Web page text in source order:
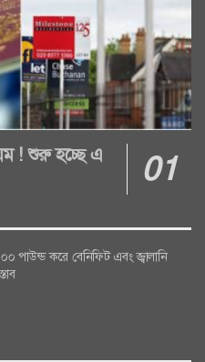
! শুরু হচ্ছে এ
পাউন্ড করে বেনিফিট এবং জ্বালানি